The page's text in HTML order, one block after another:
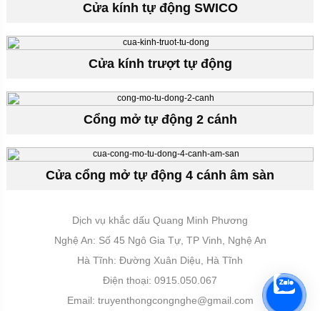
Cửa kính tự động SWICO
Cửa kính trượt tự động
Cổng mở tự động 2 cánh
Cửa cổng mở tự động 4 cánh âm sàn
Dịch vụ khắc dấu Quang Minh Phương
Nghệ An: Số 45 Ngô Gia Tự, TP Vinh, Nghệ An
Hà Tĩnh: Đường Xuân Diệu, Hà Tĩnh
Điện thoại: 0915.050.067
Email: truyenthongcongnghe@gmail.com